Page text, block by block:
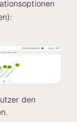
den